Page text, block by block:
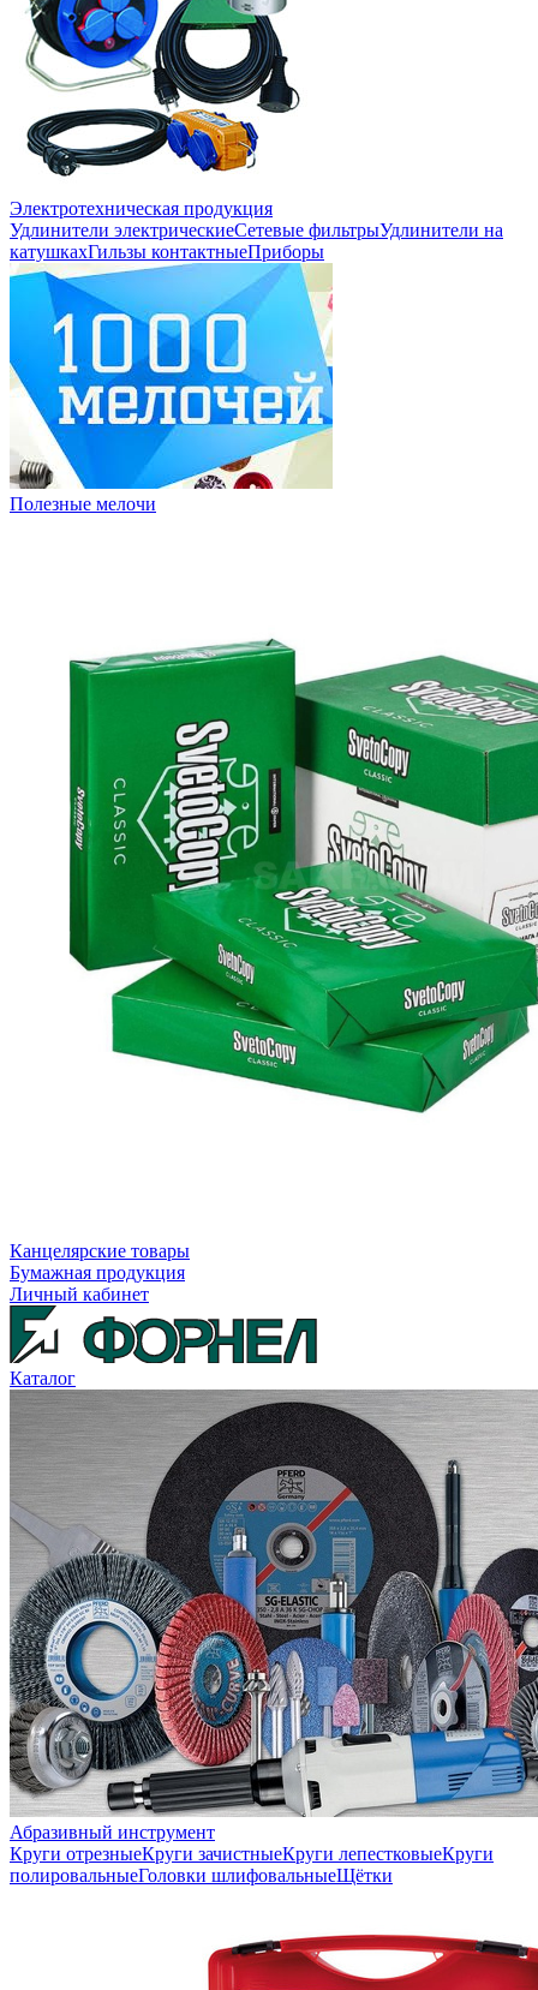
Электротехническая продукция
Удлинители электрическиеСетевые фильтрыУдлинители на
катушкахГильзы контактныеПриборы
Полезные мелочи
Канцелярские товары
Бумажная продукция
Личный кабинет
Каталог
Абразивный инструмент
Круги отрезныеКруги зачистныеКруги лепестковыеКруги
полировальныеГоловки шлифовальныеЩётки